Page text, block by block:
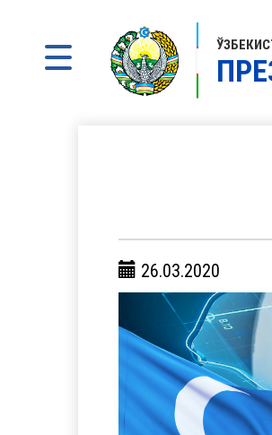
26.03.2020